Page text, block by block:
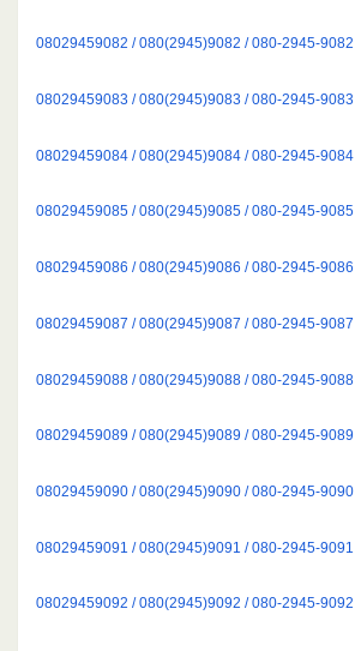
08029459082 / 080(2945)9082 / 080-2945-9082
08029459083 / 080(2945)9083 / 080-2945-9083
08029459084 / 080(2945)9084 / 080-2945-9084
08029459085 / 080(2945)9085 / 080-2945-9085
08029459086 / 080(2945)9086 / 080-2945-9086
08029459087 / 080(2945)9087 / 080-2945-9087
08029459088 / 080(2945)9088 / 080-2945-9088
08029459089 / 080(2945)9089 / 080-2945-9089
08029459090 / 080(2945)9090 / 080-2945-9090
08029459091 / 080(2945)9091 / 080-2945-9091
08029459092 / 080(2945)9092 / 080-2945-9092